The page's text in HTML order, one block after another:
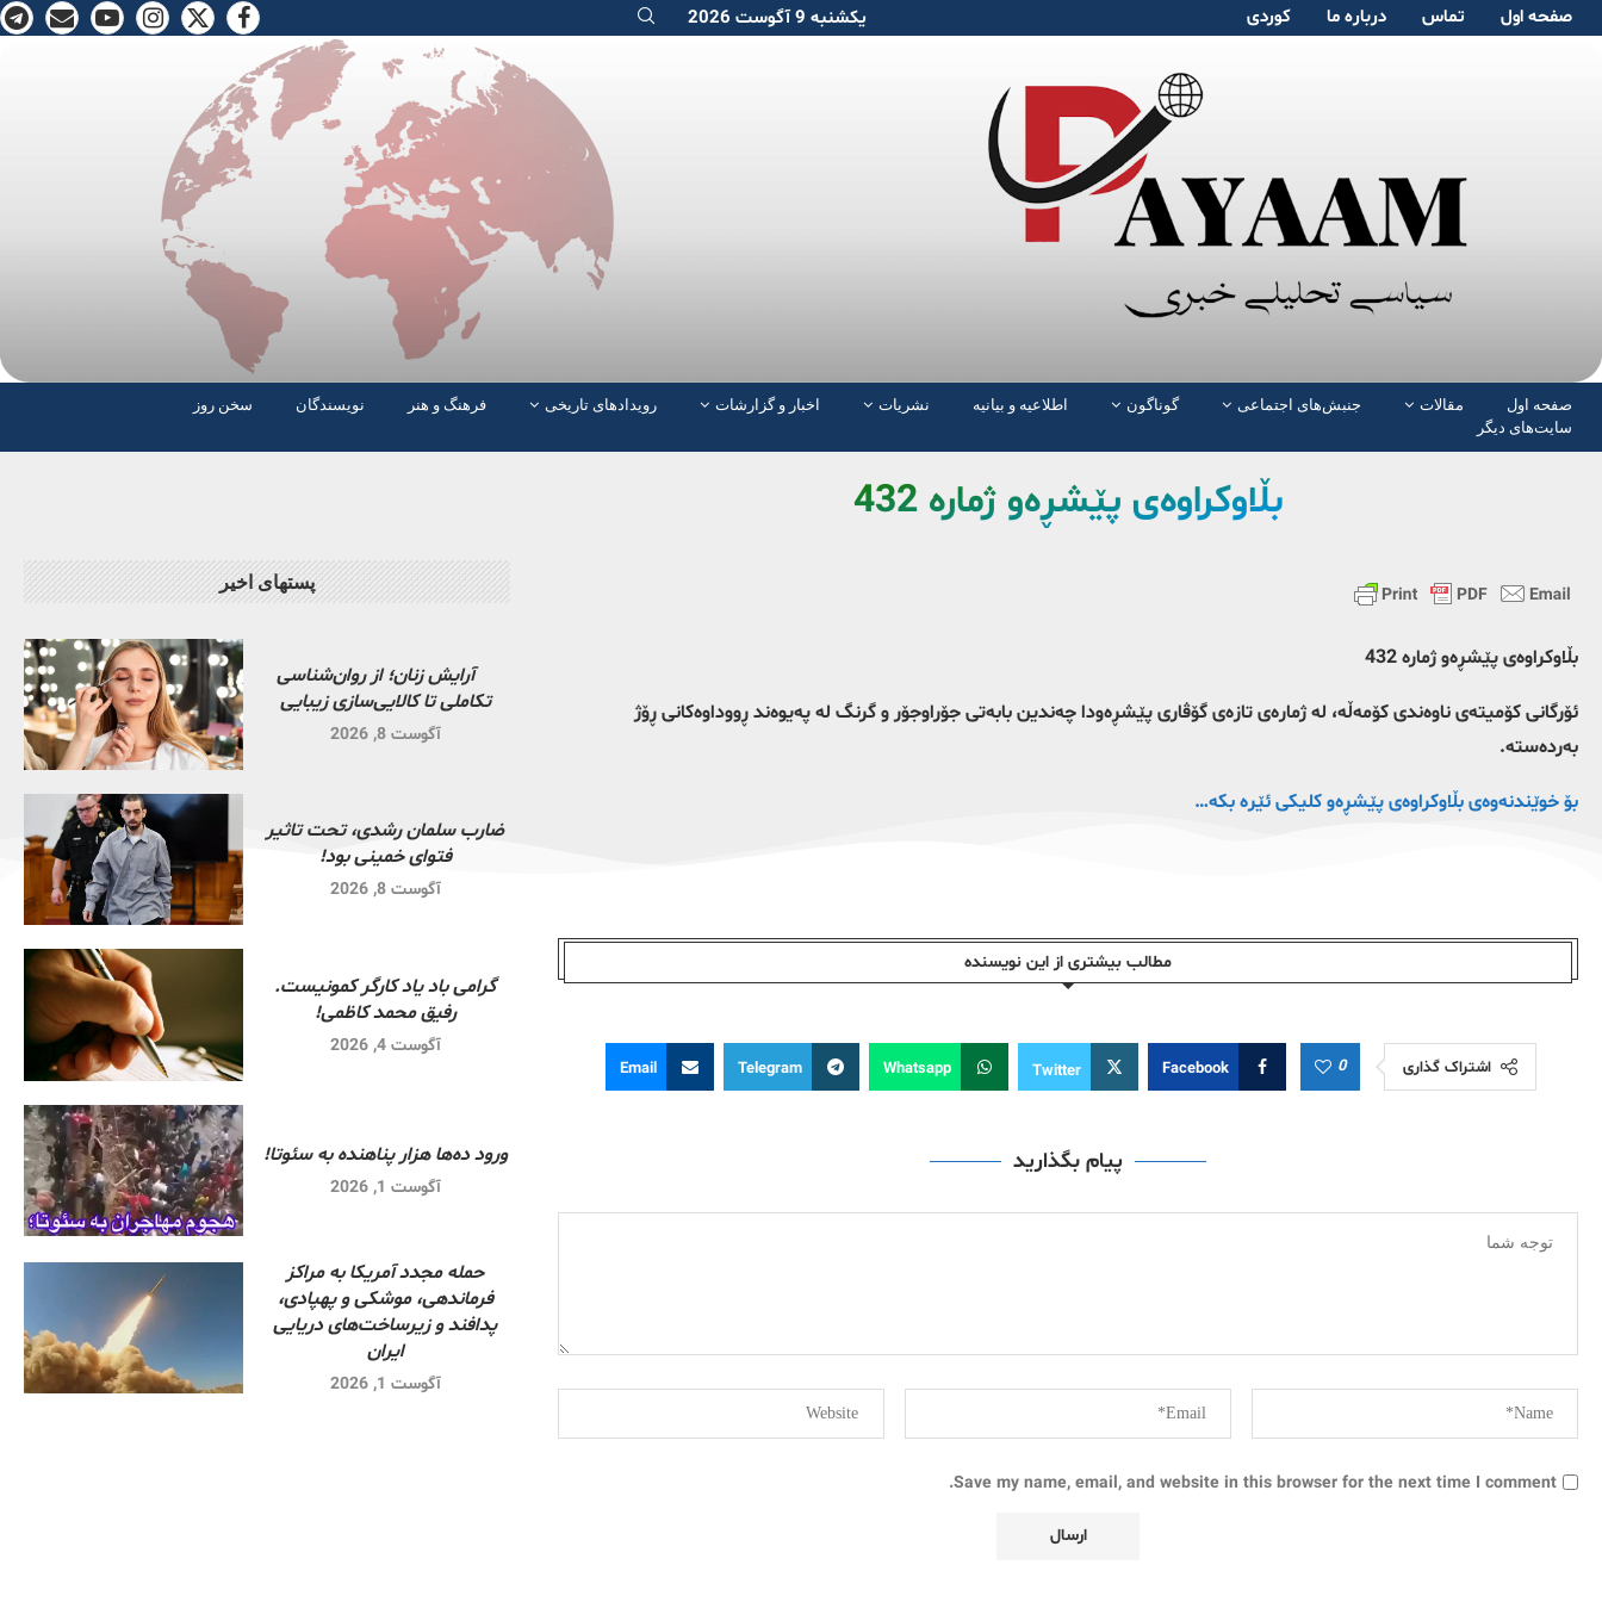
صفحە اول تماس دربارە ما کوردی یکشنبه 9 آگوست 2026
صفحە اول مقالات جنبش‌های اجتماعی گوناگون اطلاعیه و بیانیه نشریات اخبار و گزارشات رویدادهای تاریخی فرهنگ و هنر نویسندگان
سخن روز
سایت‌های دیگر
بڵاوکراوەی پێشڕه‌و ژماره‌ 432
بڵاوکراوەی پێشڕه‌و ژماره‌ 432
ئۆرگانی کۆمیتەی ناوەندی کۆمەڵە، لە ژمارەی تازەی گۆڤاری پێشڕەودا چەندین بابەتی جۆراوجۆر و گرنگ لە پەیوەند ڕووداوەکانی ڕۆژ
بەردەستە.
بۆ خوێندنەوەی بڵاوکراوەی پێشڕەو کلیکی ئێرە بکە…
مطالب بیشتری از این نویسندە
اشتراک گذاری 0
Facebook
Twitter
Whatsapp
Telegram
Email
پیام بگذارید
Save my name, email, and website in this browser for the next time I comment.
پستهای اخیر
آرایش زنان؛ از روان‌شناسی
تکاملی تا کالایی‌سازی زیبایی
آگوست 8, 2026
ضارب سلمان رشدی، تحت تاثیر
فتوای خمینی بود!
آگوست 8, 2026
گرامی باد یاد کارگر کمونیست.
رفیق محمد کاظمی!
آگوست 4, 2026
ورود ده‌ها هزار پناهنده به سئوتا!
آگوست 1, 2026
حمله مجدد آمریکا به مراکز
فرماندهی، موشکی و پهپادی،
پدافند و زیرساخت‌های دریایی
ایران
آگوست 1, 2026